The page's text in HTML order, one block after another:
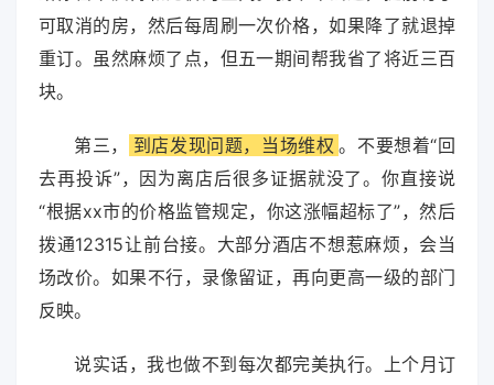
可取消的房，然后每周刷一次价格，如果降了就退掉
重订。虽然麻烦了点，但五一期间帮我省了将近三百
块。
第三， 到店发现问题，当场维权 。不要想着“回
去再投诉”，因为离店后很多证据就没了。你直接说
“根据xx市的价格监管规定，你这涨幅超标了”，然后
拨通12315让前台接。大部分酒店不想惹麻烦，会当
场改价。如果不行，录像留证，再向更高一级的部门
反映。
说实话，我也做不到每次都完美执行。上个月订